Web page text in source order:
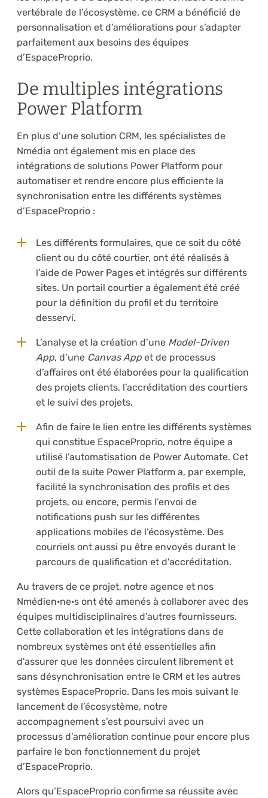
vertébrale de l’écosystème, ce CRM a bénéficié de
personnalisation et d’améliorations pour s’adapter
parfaitement aux besoins des équipes
d’EspaceProprio.
De multiples intégrations
Power Platform
En plus d’une solution CRM, les spécialistes de
Nmédia ont également mis en place des
intégrations de solutions Power Platform pour
automatiser et rendre encore plus efficiente la
synchronisation entre les différents systèmes
d’EspaceProprio :
Les différents formulaires, que ce soit du côté
client ou du côté courtier, ont été réalisés à
l’aide de Power Pages et intégrés sur différents
sites. Un portail courtier a également été créé
pour la définition du profil et du territoire
desservi.
L’analyse et la création d’une Model-Driven
App, d’une Canvas App et de processus
d’affaires ont été élaborées pour la qualification
des projets clients, l’accréditation des courtiers
et le suivi des projets.
Afin de faire le lien entre les différents systèmes
qui constitue EspaceProprio, notre équipe a
utilisé l’automatisation de Power Automate. Cet
outil de la suite Power Platform a, par exemple,
facilité la synchronisation des profils et des
projets, ou encore, permis l’envoi de
notifications push sur les différentes
applications mobiles de l’écosystème. Des
courriels ont aussi pu être envoyés durant le
parcours de qualification et d'accréditation.
Au travers de ce projet, notre agence et nos
Nmédien·ne·s ont été amenés à collaborer avec des
équipes multidisciplinaires d’autres fournisseurs.
Cette collaboration et les intégrations dans de
nombreux systèmes ont été essentielles afin
d'assurer que les données circulent librement et
sans désynchronisation entre le CRM et les autres
systèmes EspaceProprio. Dans les mois suivant le
lancement de l’écosystème, notre
accompagnement s’est poursuivi avec un
processus d’amélioration continue pour encore plus
parfaire le bon fonctionnement du projet
d’EspaceProprio.
Alors qu’EspaceProprio confirme sa réussite avec